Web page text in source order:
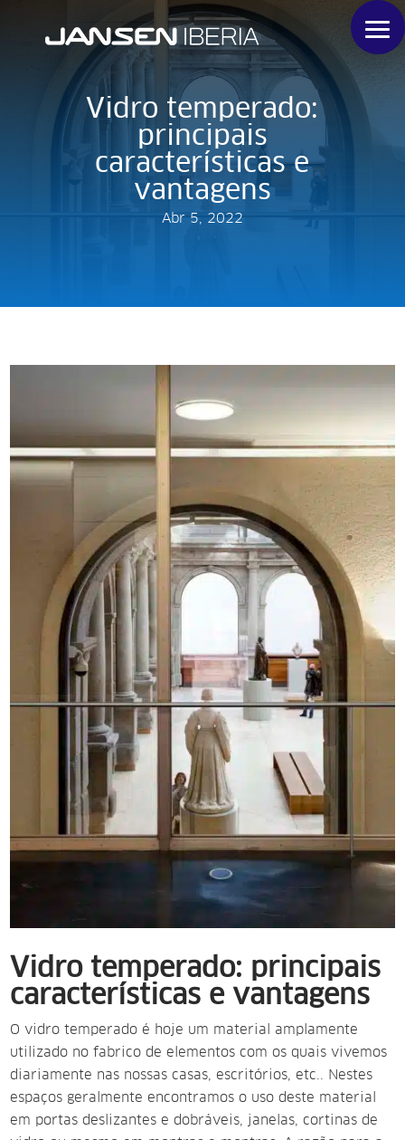
Vidro temperado:
principais
características e
vantagens
Abr 5, 2022
Vidro temperado: principais
características e vantagens
O vidro temperadoé hoje um material amplamente
utilizado no fabrico de elementos com os quais vivemos
diariamente nas nossas casas, escritórios, etc.
. Nestes
espaços geralmente encontramos o uso deste material
em portas deslizantes e dobráveis, janelas, cortinas de